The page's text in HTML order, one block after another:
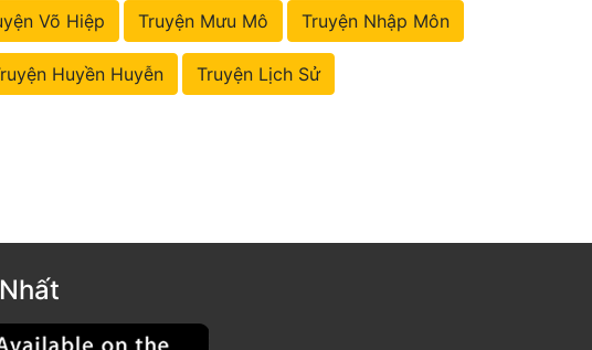
Võ Hiệp Truyện Mưu Mô Truyện Nhập Môn
Huyền Huyễn Truyện Lịch Sử